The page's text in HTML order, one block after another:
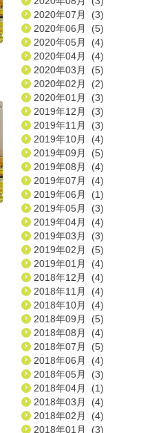
2020年07月 (3)
2020年06月 (5)
2020年05月 (4)
2020年04月 (4)
2020年03月 (5)
2020年02月 (2)
2020年01月 (3)
2019年12月 (3)
2019年11月 (3)
2019年10月 (4)
2019年09月 (5)
2019年08月 (4)
2019年07月 (4)
2019年06月 (1)
2019年05月 (3)
2019年04月 (4)
2019年03月 (3)
2019年02月 (5)
2019年01月 (4)
2018年12月 (4)
2018年11月 (4)
2018年10月 (4)
2018年09月 (5)
2018年08月 (4)
2018年07月 (5)
2018年06月 (4)
2018年05月 (3)
2018年04月 (1)
2018年03月 (4)
2018年02月 (4)
2018年01月 (3)